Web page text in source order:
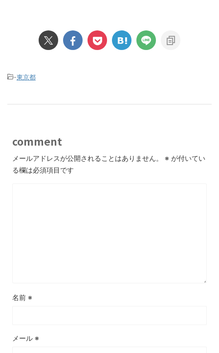
-東京都
comment
メールアドレスが公開されることはありません。 ※ が付いてい
る欄は必須項目です
名前 ※
メール ※